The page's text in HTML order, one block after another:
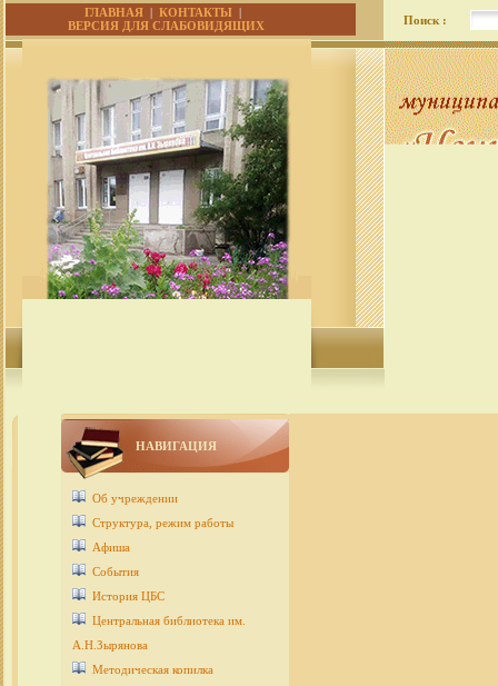
ГЛАВНАЯ |КОНТАКТЫ |
ВЕРСИЯ ДЛЯ СЛАБОВИДЯЩИХ
Поиск :
НАВИГАЦИЯ
Об учреждении
Структура, режим работы
Афиша
События
История ЦБС
Центральная библиотека им.
А.Н.Зырянова
Методическая копилка